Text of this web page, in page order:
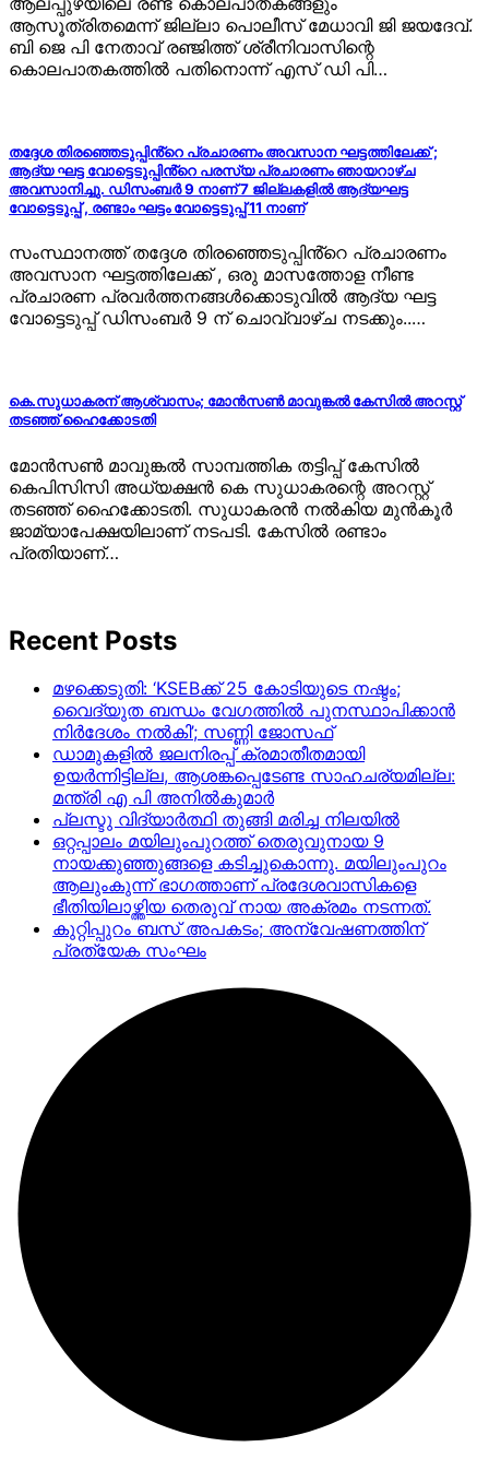
ആസൂത്രിതമെന്ന് ജില്ലാ പൊലീസ് മേധാവി ജി ജയദേവ്.
ബി ജെ പി നേതാവ് രഞ്ജിത്ത് ശ്രീനിവാസിന്റെ
കൊലപാതകത്തിൽ പതിനൊന്ന് എസ് ഡി പി…
തദ്ദേശ തിരഞ്ഞെടുപ്പിൻ്റെ പ്രചാരണം അവസാന ഘട്ടത്തിലേക്ക് ;
ആദ്യ ഘട്ട വോട്ടെടുപ്പിൻ്റെ പരസ്യ പ്രചാരണം ഞായറാഴ്ച
അവസാനിച്ചു. ഡിസംബർ 9 നാണ് 7 ജില്ലകളിൽ ആദ്യഘട്ട
വോട്ടെടുപ്പ് , രണ്ടാം ഘട്ടം വോട്ടെടുപ്പ് 11 നാണ്
സംസ്ഥാനത്ത് തദ്ദേശ തിരഞ്ഞെടുപ്പിൻ്റെ പ്രചാരണം
അവസാന ഘട്ടത്തിലേക്ക് , ഒരു മാസത്തോള നീണ്ട
പ്രചാരണ പ്രവർത്തനങ്ങൾക്കൊടുവിൽ ആദ്യ ഘട്ട
വോട്ടെടുപ്പ് ഡിസംബർ 9 ന് ചൊവ്വാഴ്ച നടക്കും..…
കെ.സുധാകരന് ആശ്വാസം; മോന്‍സണ്‍ മാവുങ്കല്‍ കേസില്‍ അറസ്റ്റ്
തടഞ്ഞ് ഹൈക്കോടതി
മോന്‍സണ്‍ മാവുങ്കല്‍ സാമ്പത്തിക തട്ടിപ്പ് കേസില്‍
കെപിസിസി അധ്യക്ഷന്‍ കെ സുധാകരന്റെ അറസ്റ്റ്
തടഞ്ഞ് ഹൈക്കോടതി. സുധാകരന്‍ നല്‍കിയ മുന്‍കൂര്‍
ജാമ്യാപേക്ഷയിലാണ് നടപടി. കേസില്‍ രണ്ടാം
പ്രതിയാണ്…
Recent Posts
മഴക്കെടുതി: ‘KSEBക്ക് 25 കോടിയുടെ നഷ്ടം;
വൈദ്യുത ബന്ധം വേഗത്തിൽ പുനസ്ഥാപിക്കാൻ
നിർ​ദേശം നൽകി’; സണ്ണി ജോസഫ്
ഡാമുകളില്‍ ജലനിരപ്പ് ക്രമാതീതമായി
ഉയര്‍ന്നിട്ടില്ല, ആശങ്കപ്പെടേണ്ട സാഹചര്യമില്ല:
മന്ത്രി എ പി അനില്‍കുമാര്‍
പ്ലസ്ടു വിദ്യാർത്ഥി തുങ്ങി മരിച്ച നിലയിൽ
ഒറ്റപ്പാലം മയിലുംപുറത്ത് തെരുവുനായ 9
നായക്കുഞ്ഞുങ്ങളെ കടിച്ചുകൊന്നു. മയിലുംപുറം
ആലുംകുന്ന് ഭാഗത്താണ് പ്രദേശവാസികളെ
ഭീതിയിലാഴ്ത്തിയ തെരുവ് നായ അക്രമം നടന്നത്.
കുറ്റിപ്പുറം ബസ് അപകടം; അന്വേഷണത്തിന്
പ്രത്യേക സംഘം